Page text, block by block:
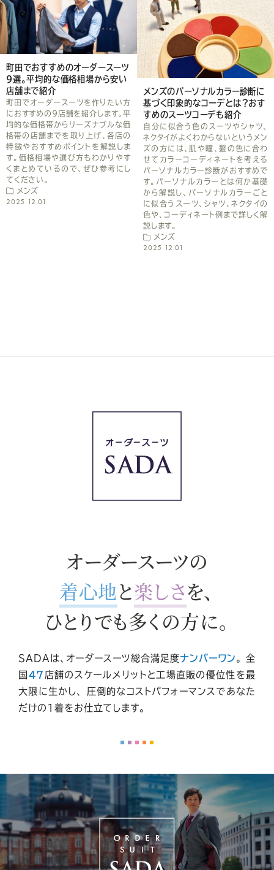
し
て
く
だ
さ
い
町田でおすすめのオーダースーツ
9選。平均的な価格相場から安い
店舗まで紹介
町田でオーダースーツを作りたい方
におすすめの9店舗を紹介します。平
均的な価格帯からリーズナブルな価
格帯の店舗までを取り上げ、各店の
特徴やおすすめポイントを解説しま
す。価格相場や選び方もわかりやす
くまとめているので、ぜひ参考にし
てください。
メンズ
2025.12.01
メンズのパーソナルカラー診断に
基づく印象的なコーデとは？おす
すめのスーツコーデも紹介
自分に似合う色のスーツやシャツ、
ネクタイがよくわからないというメン
ズの方には、肌や瞳、髪の色に合わ
せてカラーコーディネートを考える
パーソナルカラー診断がおすすめで
す。パーソナルカラーとは何か基礎
から解説し、パーソナルカラーごと
に似合うスーツ、シャツ、ネクタイの
色や、コーディネート例まで詳しく解
説します。
メンズ
2025.12.01
オーダースーツの
着心地と楽しさを、
ひとりでも多くの方に。
SADAは、オーダースーツ総合満足度ナンバーワン 。
全
国 47 店舗のスケールメリットと工場直販の優位性を最
大限に生かし、
圧倒的なコストパフォーマンスであなた
だけの1着をお仕立てします。